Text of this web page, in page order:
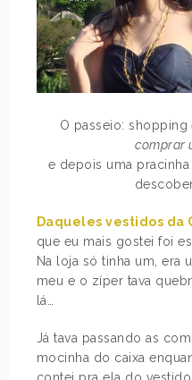
O passeio: shopping
comprar
e depois uma
Daqueles vestidos da
que eu mais gostei foi
Na loja só tinha um, era
meu e o zíper tava
lá…
Já tava passando as
mocinha do caixa